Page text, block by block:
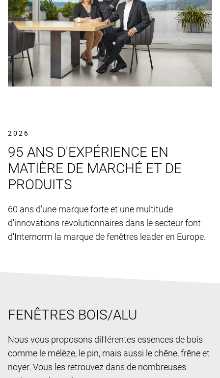
2026
95 ANS D'EXPÉRIENCE EN
MATIÈRE DE MARCHÉ ET DE
PRODUITS
60 ans d'une marque forte et une multitude
d'innovations révolutionnaires dans le secteur font
d'Internorm la marque de fenêtres leader en Europe.
FENÊTRES BOIS/ALU
Nous vous proposons différentes essences de bois
comme le mélèze, le pin, mais aussi le chêne, frêne et
noyer. Vous les retrouvez dans de nombreuses